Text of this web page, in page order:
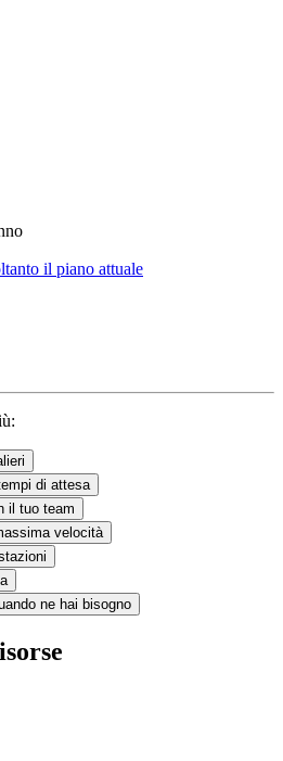
il piano attuale
di attesa
il tuo team
velocità
ne hai bisogno